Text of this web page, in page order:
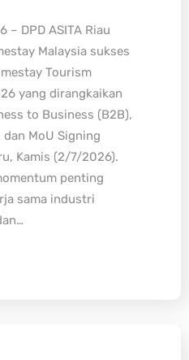
– DPD ASITA Riau
Malaysia sukses
Tourism
yang dirangkaikan
to Business (B2B),
MoU Signing
Kamis (2/7/2026).
penting
sama industri